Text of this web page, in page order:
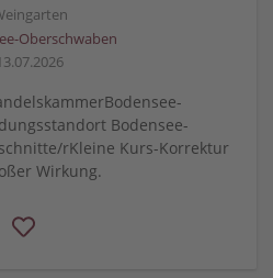
Oberschwaben
Bodensee-
rKleine Kurs-Korrektur
Wirkung.